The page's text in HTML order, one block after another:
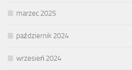
marzec 2025
październik 2024
wrzesień 2024